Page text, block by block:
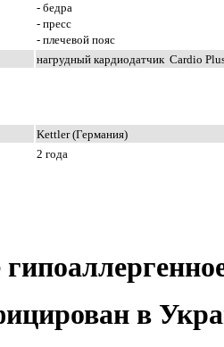
- бедра
- пресс
- плечевой пояс
нагрудный кардиодатчик Cardio
Kettler (Германия)
2 года
в